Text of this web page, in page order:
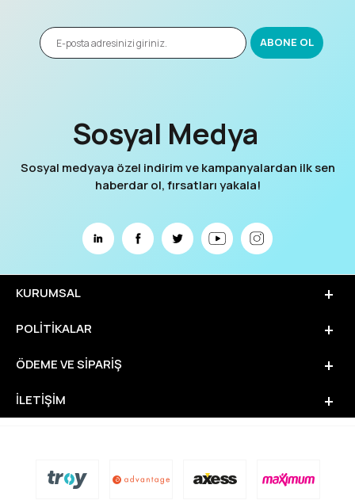
Sosyal Medya
Sosyal medyaya özel indirim ve kampanyalardan ilk sen
haberdar ol, fırsatları yakala!
KURUMSAL
POLITIKALAR
ÖDEME VE SIPARIŞ
İLETIŞIM